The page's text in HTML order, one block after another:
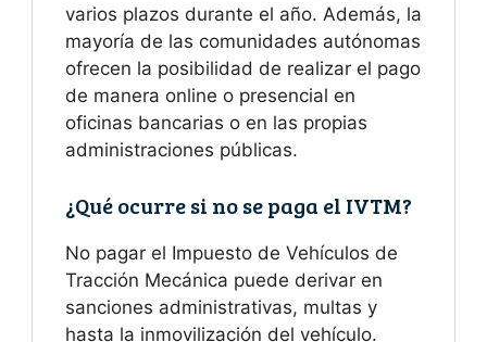
varios plazos durante el año. Además, la
mayoría de las comunidades autónomas
ofrecen la posibilidad de realizar el pago
de manera online o presencial en
oficinas bancarias o en las propias
administraciones públicas.
¿Qué ocurre si no se paga el IVTM?
No pagar el Impuesto de Vehículos de
Tracción Mecánica puede derivar en
sanciones administrativas, multas y
hasta la inmovilización del vehículo.